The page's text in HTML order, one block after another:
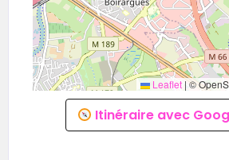
FORMAT INDIVIDUEL :
Solo Femme · Solo Homme
🏋️ ÉPREUVE :
1000m RUN
Leaflet |©
Itinéraire avec